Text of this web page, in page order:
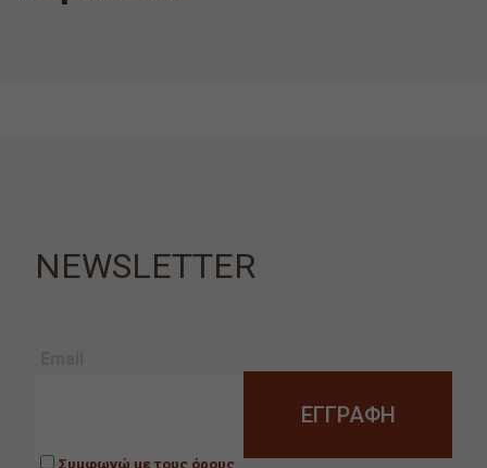
NEWSLETTER
Συμφωνώ με τους όρους